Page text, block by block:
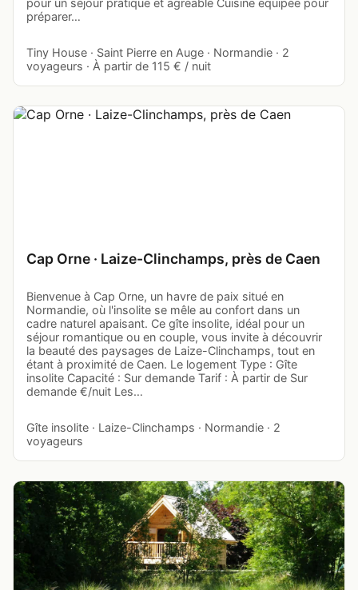
pour un séjour pratique et agréable Cuisine équipée pour
préparer…
Tiny House · Saint Pierre en Auge · Normandie · 2
voyageurs · À partir de 115 € / nuit
Cap Orne · Laize-Clinchamps, près de Caen
Bienvenue à Cap Orne, un havre de paix situé en
Normandie, où l'insolite se mêle au confort dans un
cadre naturel apaisant. Ce gîte insolite, idéal pour un
séjour romantique ou en couple, vous invite à découvrir
la beauté des paysages de Laize-Clinchamps, tout en
étant à proximité de Caen. Le logement Type : Gîte
insolite Capacité : Sur demande Tarif : À partir de Sur
demande €/nuit Les…
Gîte insolite · Laize-Clinchamps · Normandie · 2
voyageurs